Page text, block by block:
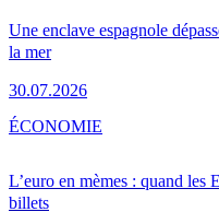
Une enclave espagnole
la mer
30.07.2026
L’euro en mèmes : quand les
billets
ÉCONOMIE